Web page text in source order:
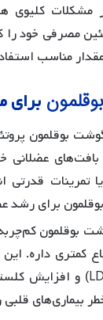
مشکلات
مصرفی خود را
مناسب
برای
بوقلمون
عضلانی
تمرینات قدرتی
برای رشد
بوقلمون
کمتری داره.
بیماری‌های